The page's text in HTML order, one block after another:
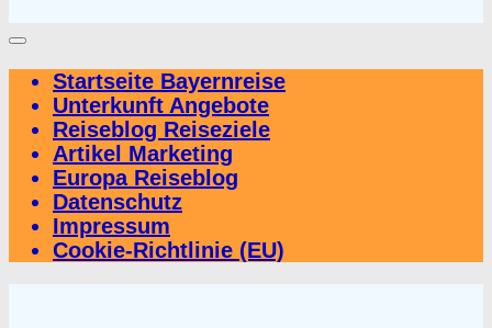
Startseite Bayernreise
Unterkunft Angebote
Reiseblog Reiseziele
Artikel Marketing
Europa Reiseblog
Datenschutz
Impressum
Cookie-Richtlinie (EU)